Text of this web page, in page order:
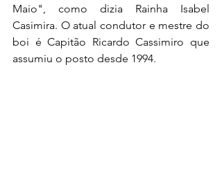
Maio", como dizia Rainha Isabel
Casimira. O atual condutor e mestre do
boi é Capitão Ricardo Cassimiro que
assumiu o posto desde 1994.